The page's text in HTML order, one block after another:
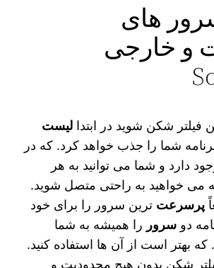
های
و خارجی
فیلتر شکن شوید در ابتدالیست
شما را جذب خواهد کرد. که در
دارد و شما می‌ توانید به هر
می‌ خواهید به راحتی متصل شوید.
پرسرعت‌ ترین سرور را برای خود
دوسرور را همیشه به شما
که بهتر است از آن ها استفاده کنید.
شکن بدون هیچ محدودیت و